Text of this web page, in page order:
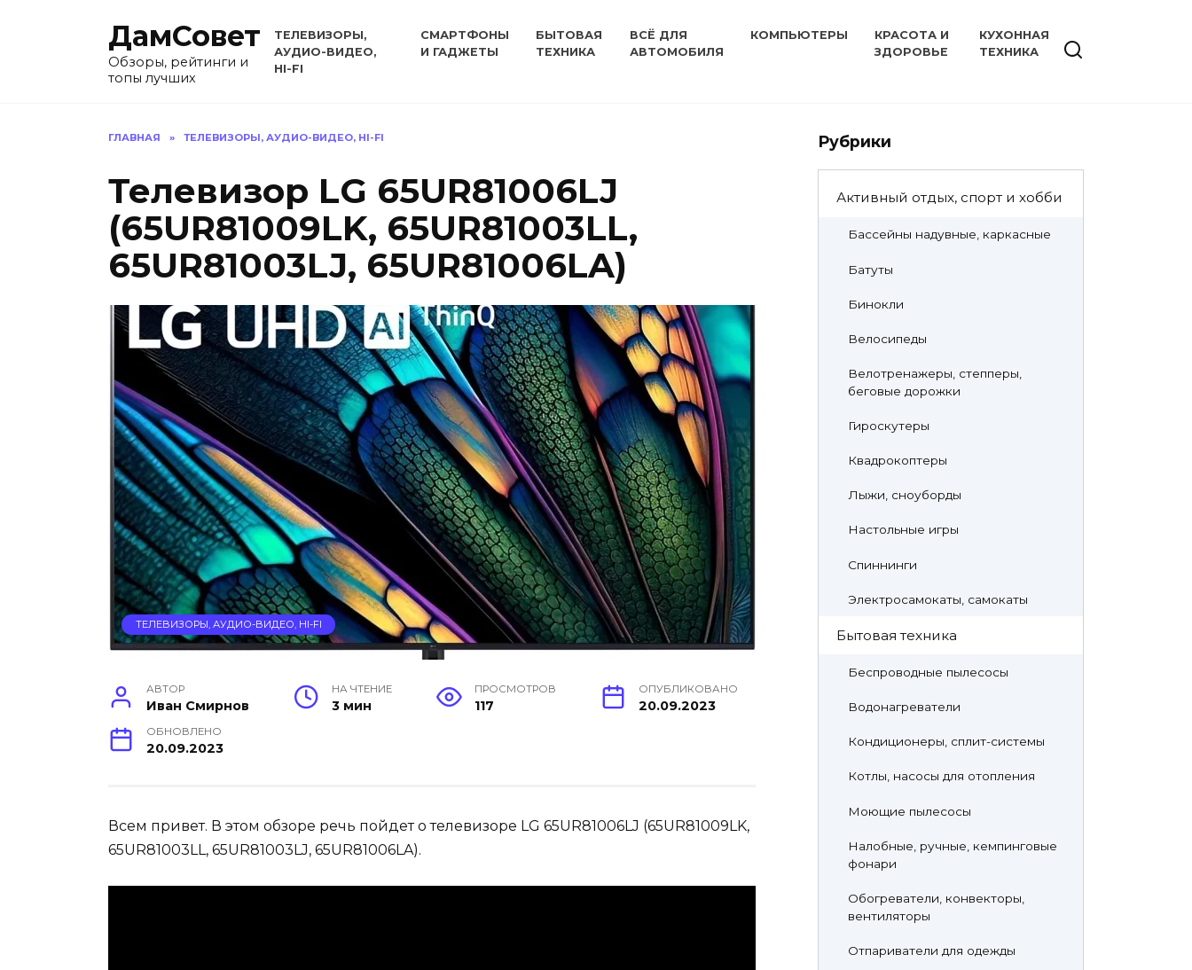
ДамСовет
Обзоры, рейтинги и
топы лучших
ТЕЛЕВИЗОРЫ,
АУДИО-ВИДЕО,
HI-FI
СМАРТФОНЫ
И ГАДЖЕТЫ
БЫТОВАЯ
ТЕХНИКА
ВСЁ ДЛЯ
АВТОМОБИЛЯ
КОМПЬЮТЕРЫ
КРАСОТА И
ЗДОРОВЬЕ
КУХОННАЯ
ТЕХНИКА
ГЛАВНАЯ » ТЕЛЕВИЗОРЫ, АУДИО-ВИДЕО, HI-FI
Телевизор LG 65UR81006LJ
(65UR81009LK, 65UR81003LL,
65UR81003LJ, 65UR81006LA)
ТЕЛЕВИЗОРЫ, АУДИО-ВИДЕО, HI-FI
АВТОР
Иван Смирнов
НА ЧТЕНИЕ
3 мин
ПРОСМОТРОВ
117
ОПУБЛИКОВАНО
20.09.2023
ОБНОВЛЕНО
20.09.2023
Всем привет. В этом обзоре речь пойдет о телевизоре LG 65UR81006LJ (65UR81009LK,
65UR81003LL, 65UR81003LJ, 65UR81006LA).
Рубрики
Активный отдых, спорт и хобби
Бассейны надувные, каркасные
Батуты
Бинокли
Велосипеды
Велотренажеры, степперы,
беговые дорожки
Гироскутеры
Квадрокоптеры
Лыжи, сноуборды
Настольные игры
Спиннинги
Электросамокаты, самокаты
Бытовая техника
Беспроводные пылесосы
Водонагреватели
Кондиционеры, сплит-системы
Котлы, насосы для отопления
Моющие пылесосы
Налобные, ручные, кемпинговые
фонари
Обогреватели, конвекторы,
вентиляторы
Отпариватели для одежды